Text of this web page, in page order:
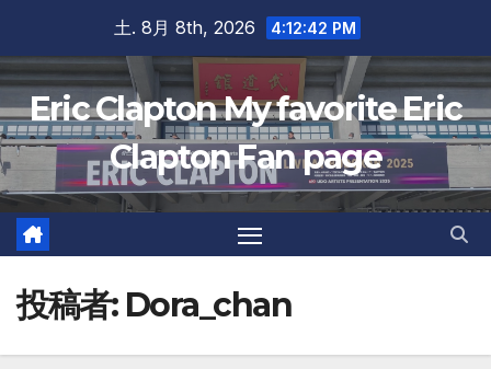
content
土. 8月 8th, 2026 4:12:44 PM
Eric Clapton My favorite Eric
Clapton Fan page
投稿者: Dora_chan